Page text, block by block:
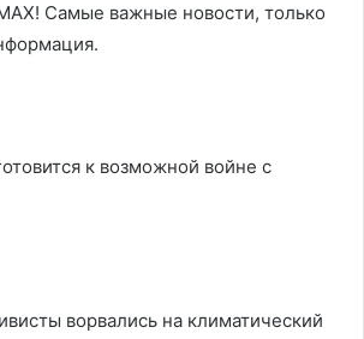
Самые важные новости, только
к возможной войне с
ворвались на климатический